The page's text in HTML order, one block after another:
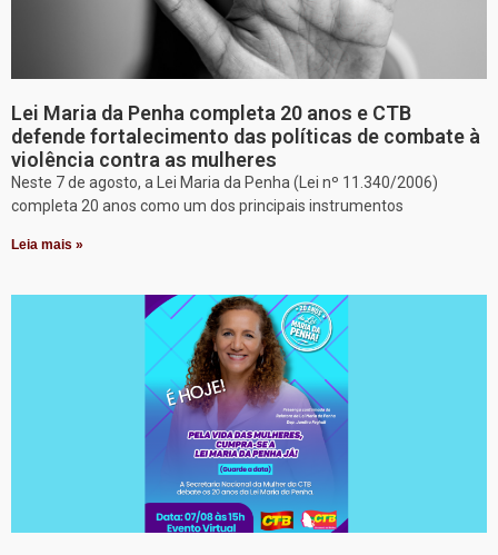
Lei Maria da Penha completa 20 anos e CTB
defende fortalecimento das políticas de combate à
violência contra as mulheres
Neste 7 de agosto, a Lei Maria da Penha (Lei nº 11.340/2006)
completa 20 anos como um dos principais instrumentos
Leia mais »